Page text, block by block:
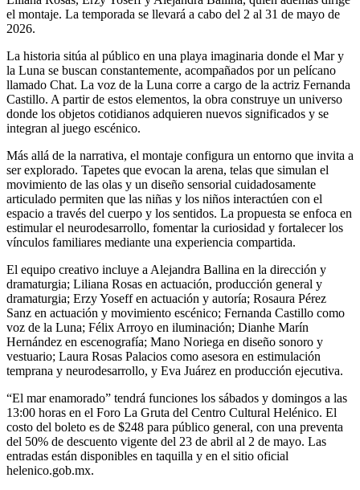
el montaje. La temporada se llevará a cabo del 2 al 31 de mayo de
2026.
La historia sitúa al público en una playa imaginaria donde el Mar y
la Luna se buscan constantemente, acompañados por un pelícano
llamado Chat. La voz de la Luna corre a cargo de la actriz Fernanda
Castillo. A partir de estos elementos, la obra construye un universo
donde los objetos cotidianos adquieren nuevos significados y se
integran al juego escénico.
Más allá de la narrativa, el montaje configura un entorno que invita a
ser explorado. Tapetes que evocan la arena, telas que simulan el
movimiento de las olas y un diseño sensorial cuidadosamente
articulado permiten que las niñas y los niños interactúen con el
espacio a través del cuerpo y los sentidos. La propuesta se enfoca en
estimular el neurodesarrollo, fomentar la curiosidad y fortalecer los
vínculos familiares mediante una experiencia compartida.
El equipo creativo incluye a Alejandra Ballina en la dirección y
dramaturgia; Liliana Rosas en actuación, producción general y
dramaturgia; Erzy Yoseff en actuación y autoría; Rosaura Pérez
Sanz en actuación y movimiento escénico; Fernanda Castillo como
voz de la Luna; Félix Arroyo en iluminación; Dianhe Marín
Hernández en escenografía; Mano Noriega en diseño sonoro y
vestuario; Laura Rosas Palacios como asesora en estimulación
temprana y neurodesarrollo, y Eva Juárez en producción ejecutiva.
“El mar enamorado” tendrá funciones los sábados y domingos a las
13:00 horas en el Foro La Gruta del Centro Cultural Helénico. El
costo del boleto es de $248 para público general, con una preventa
del 50% de descuento vigente del 23 de abril al 2 de mayo. Las
entradas están disponibles en taquilla y en el sitio oficial
helenico.gob.mx.